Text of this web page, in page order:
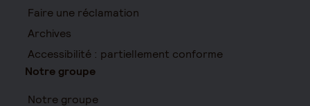
Faire une réclamation
Archives
Accessibilité : partiellement conforme
Notre groupe
Notre groupe